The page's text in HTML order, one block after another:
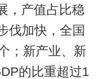
，产值占比稳
伐加快，全国
；新产业、新
的比重超过1